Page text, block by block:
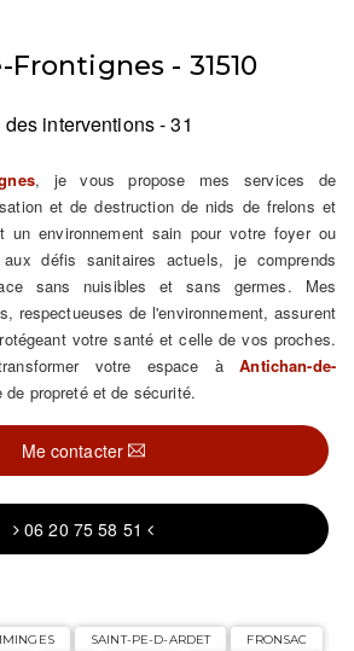
- 31510
interventions - 31
, je vous propose mes services de
et de destruction de nids de frelons et
un environnement sain pour votre foyer ou
aux défis sanitaires actuels, je comprends
sans nuisibles et sans germes. Mes
respectueuses de l'environnement, assurent
votre santé et celle de vos proches.
votre espace àAntichan-de-
de propreté et de sécurité.
Me contacter
06 20 75 58 51
SAINT-PE-D-ARDET
FRONSAC